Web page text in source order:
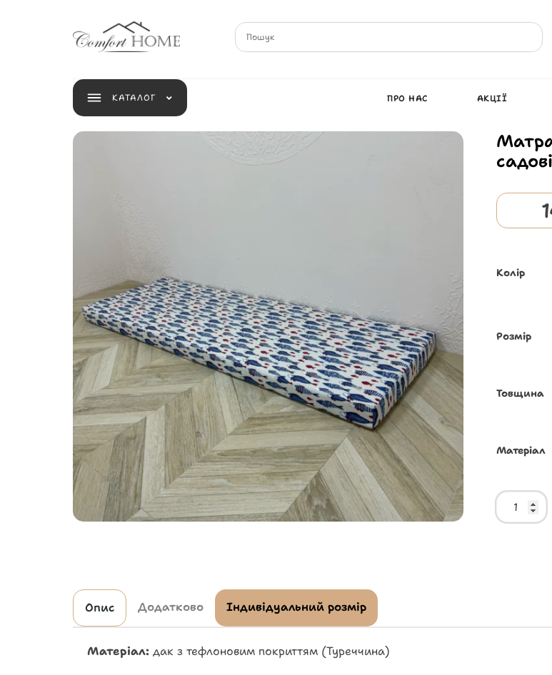
КАТАЛОГ ПРО НАС АКЦІЇ
Колір
Розмір
Товщина
Матеріал
Опис Додатково Індивідуальний розмір
Матеріал: дак з тефлоновим покриттям (Туреччина)